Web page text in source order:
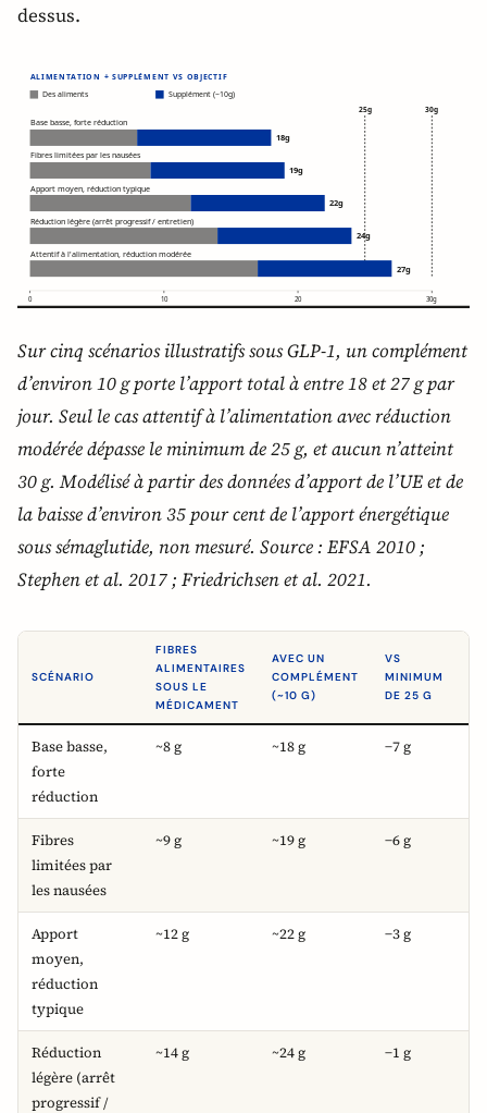
dessus.
Sur cinq scénarios illustratifs sous GLP-1, un complément
d’environ 10 g porte l’apport total à entre 18 et 27 g par
jour. Seul le cas attentif à l’alimentation avec réduction
modérée dépasse le minimum de 25 g, et aucun n’atteint
30 g. Modélisé à partir des données d’apport de l’UE et de
la baisse d’environ 35 pour cent de l’apport énergétique
sous sémaglutide, non mesuré. Source : EFSA 2010 ;
Stephen et al. 2017 ; Friedrichsen et al. 2021.
SCÉNARIO
FIBRES
ALIMENTAIRES
SOUS LE
MÉDICAMENT
AVEC UN
COMPLÉMENT
(~10 G)
VS
MINIMUM
DE 25 G
Base basse,
forte
réduction
~8 g ~18 g −7 g
Fibres
limitées par
les nausées
~9 g ~19 g −6 g
Apport
moyen,
réduction
typique
~12 g ~22 g −3 g
Réduction
légère (arrêt
progressif /
~14 g ~24 g −1 g